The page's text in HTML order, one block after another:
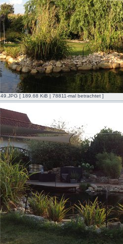
49.JPG [ 189.68 KiB | 78811-mal betrachtet ]